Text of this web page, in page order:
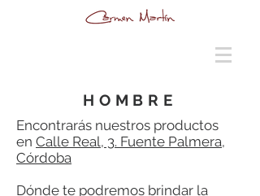
HOMBRE
Encontrarás nuestros productos
en Calle Real, 3. Fuente Palmera,
Córdoba
Dónde te podremos brindar la